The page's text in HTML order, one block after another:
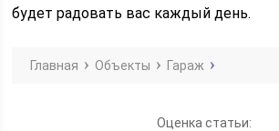
будет радовать вас каждый день.
Главная Объекты Гараж
Оценка статьи: